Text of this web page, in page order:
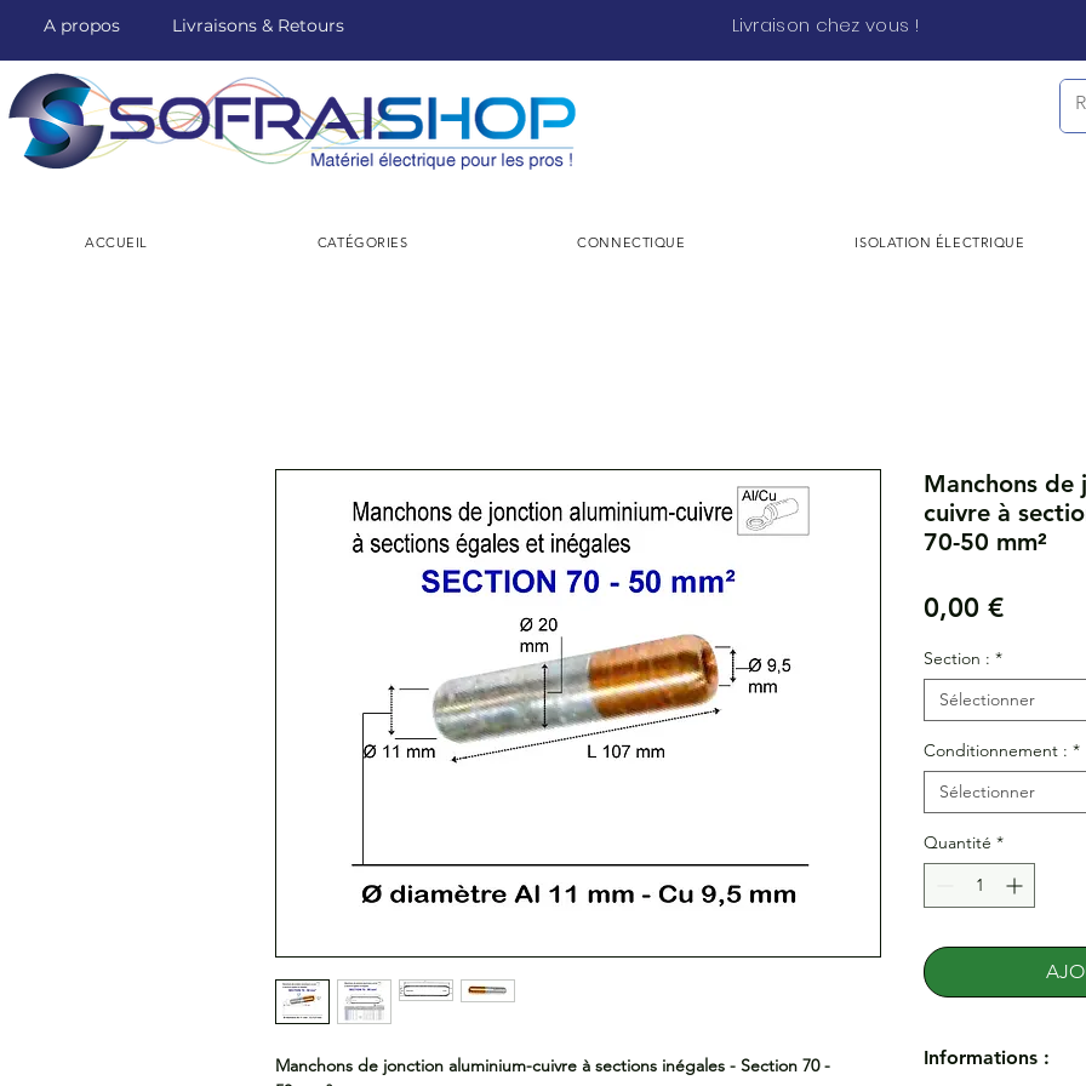
A propos Livraisons & Retours Livraison chez vous !
ACCUEIL CATÉGORIES CONNECTIQUE ISOLATION ÉLECTRIQUE
Manchons de jonction aluminium-cuivre à sections inégales - Section 70 -
Manchons de
cuivre à
70-50 mm²
0,00 €Prix
Section : *
Sélectionner
Conditionnement : *
Sélectionner
Quantité *
Informations :